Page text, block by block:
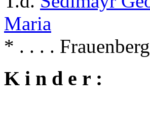
Maria
* . . . .
K i n d e r :